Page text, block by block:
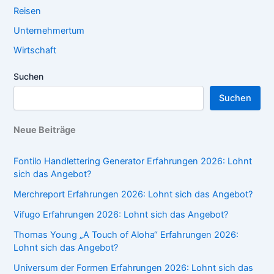
Reisen
Unternehmertum
Wirtschaft
Suchen
Suchen
Neue Beiträge
Fontilo Handlettering Generator Erfahrungen 2026: Lohnt
sich das Angebot?
Merchreport Erfahrungen 2026: Lohnt sich das Angebot?
Vifugo Erfahrungen 2026: Lohnt sich das Angebot?
Thomas Young „A Touch of Aloha“ Erfahrungen 2026:
Lohnt sich das Angebot?
Universum der Formen Erfahrungen 2026: Lohnt sich das